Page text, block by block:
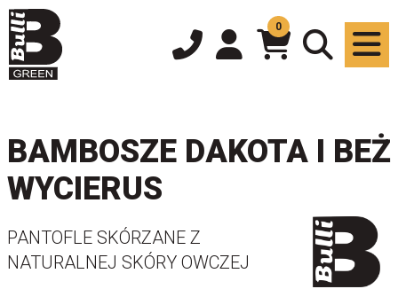
0
BAMBOSZE DAKOTA I BEŻ
WYCIERUS
PANTOFLE SKÓRZANE Z
NATURALNEJ SKÓRY OWCZEJ